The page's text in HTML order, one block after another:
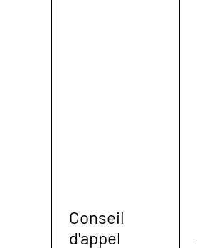
Conseil
d'appel